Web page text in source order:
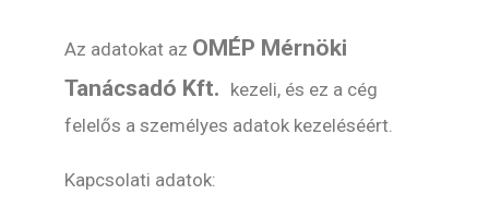
Az adatokat az OMÉP Mérnöki
Tanácsadó Kft. kezeli, és ez a cég
felelős a személyes adatok kezeléséért.
Kapcsolati adatok: